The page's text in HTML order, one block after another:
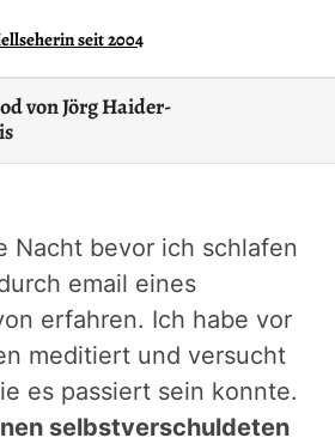
seit 2004
von Jörg Haider-
Nacht bevor ich schlafen
email eines
erfahren. Ich habe vor
meditiert und versucht
es passiert sein konnte.
selbstverschuldeten